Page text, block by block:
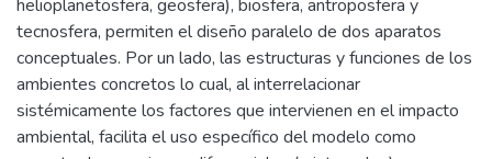
helioplanetosfera, geosfera), biosfera, antroposfera y
tecnosfera, permiten el diseño paralelo de dos aparatos
conceptuales. Por un lado, las estructuras y funciones de los
ambientes concretos lo cual, al interrelacionar
sistémicamente los factores que intervienen en el impacto
ambiental, facilita el uso específico del modelo como